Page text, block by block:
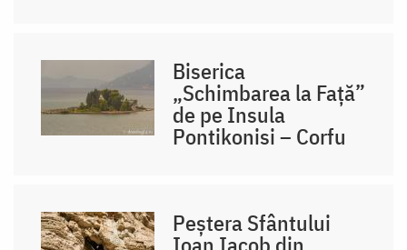
Biserica
„Schimbarea la Față”
de pe Insula
Pontikonisi – Corfu
Peștera Sfântului